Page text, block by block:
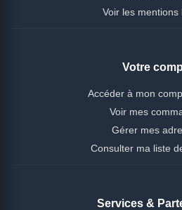
Voir les mentions
Votre
Accéder à mon
Voir mes
Gérer mes
Consulter ma liste
Services &